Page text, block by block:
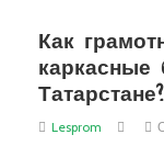
Как
Татарстане?
Lesprom